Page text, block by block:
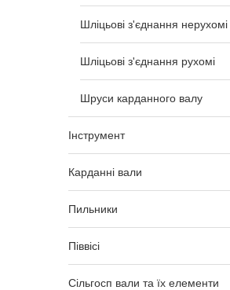
Шліцьові з'єднання нерухомі
Шліцьові з'єднання рухомі
Шруси карданного валу
Інструмент
Карданні вали
Пильники
Піввісі
Сільгосп вали та їх елементи